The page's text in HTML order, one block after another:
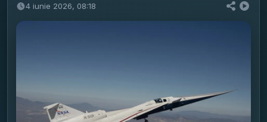
4 iunie 2026, 08:18